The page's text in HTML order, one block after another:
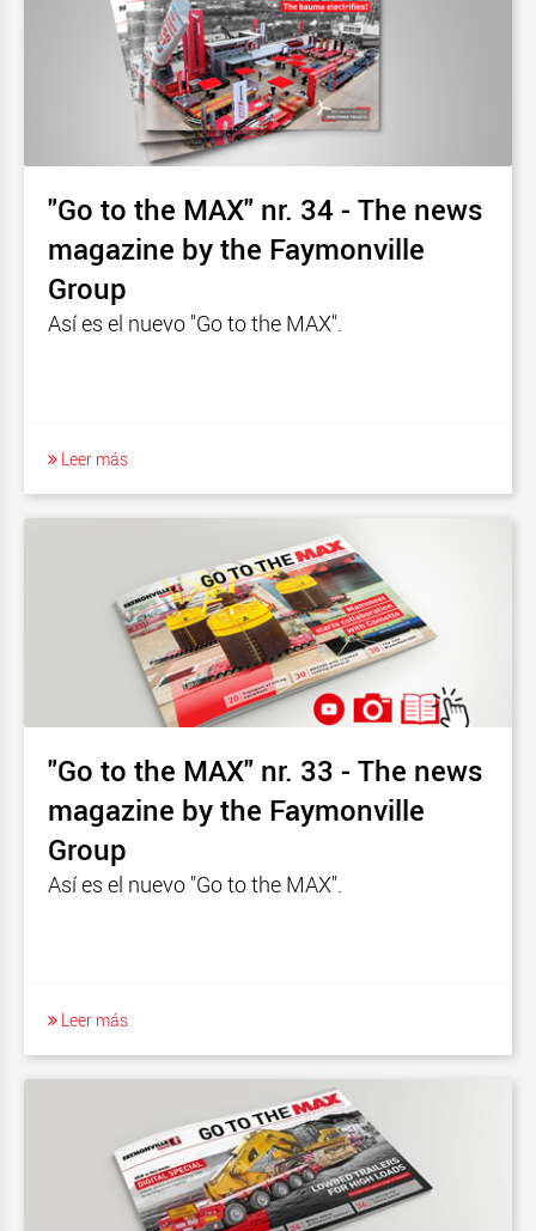
"Go to the MAX" nr. 34 - The news
magazine by the Faymonville
Group
Así es el nuevo "Go to the MAX".
Leer más
"Go to the MAX" nr. 33 - The news
magazine by the Faymonville
Group
Así es el nuevo "Go to the MAX".
Leer más